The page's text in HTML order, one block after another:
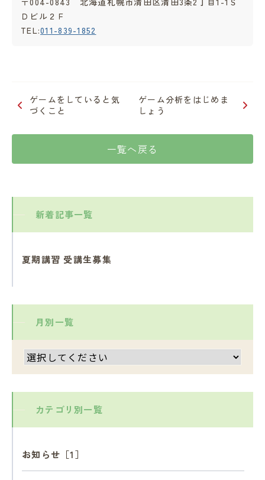
Ｄビル２Ｆ
TEL:011-839-1852
ゲームをしていると気
づくこと
ゲーム分析をはじめま
しょう
一覧へ戻る
新着記事一覧
夏期講習 受講生募集
月別一覧
カテゴリ別一覧
お知らせ［1］